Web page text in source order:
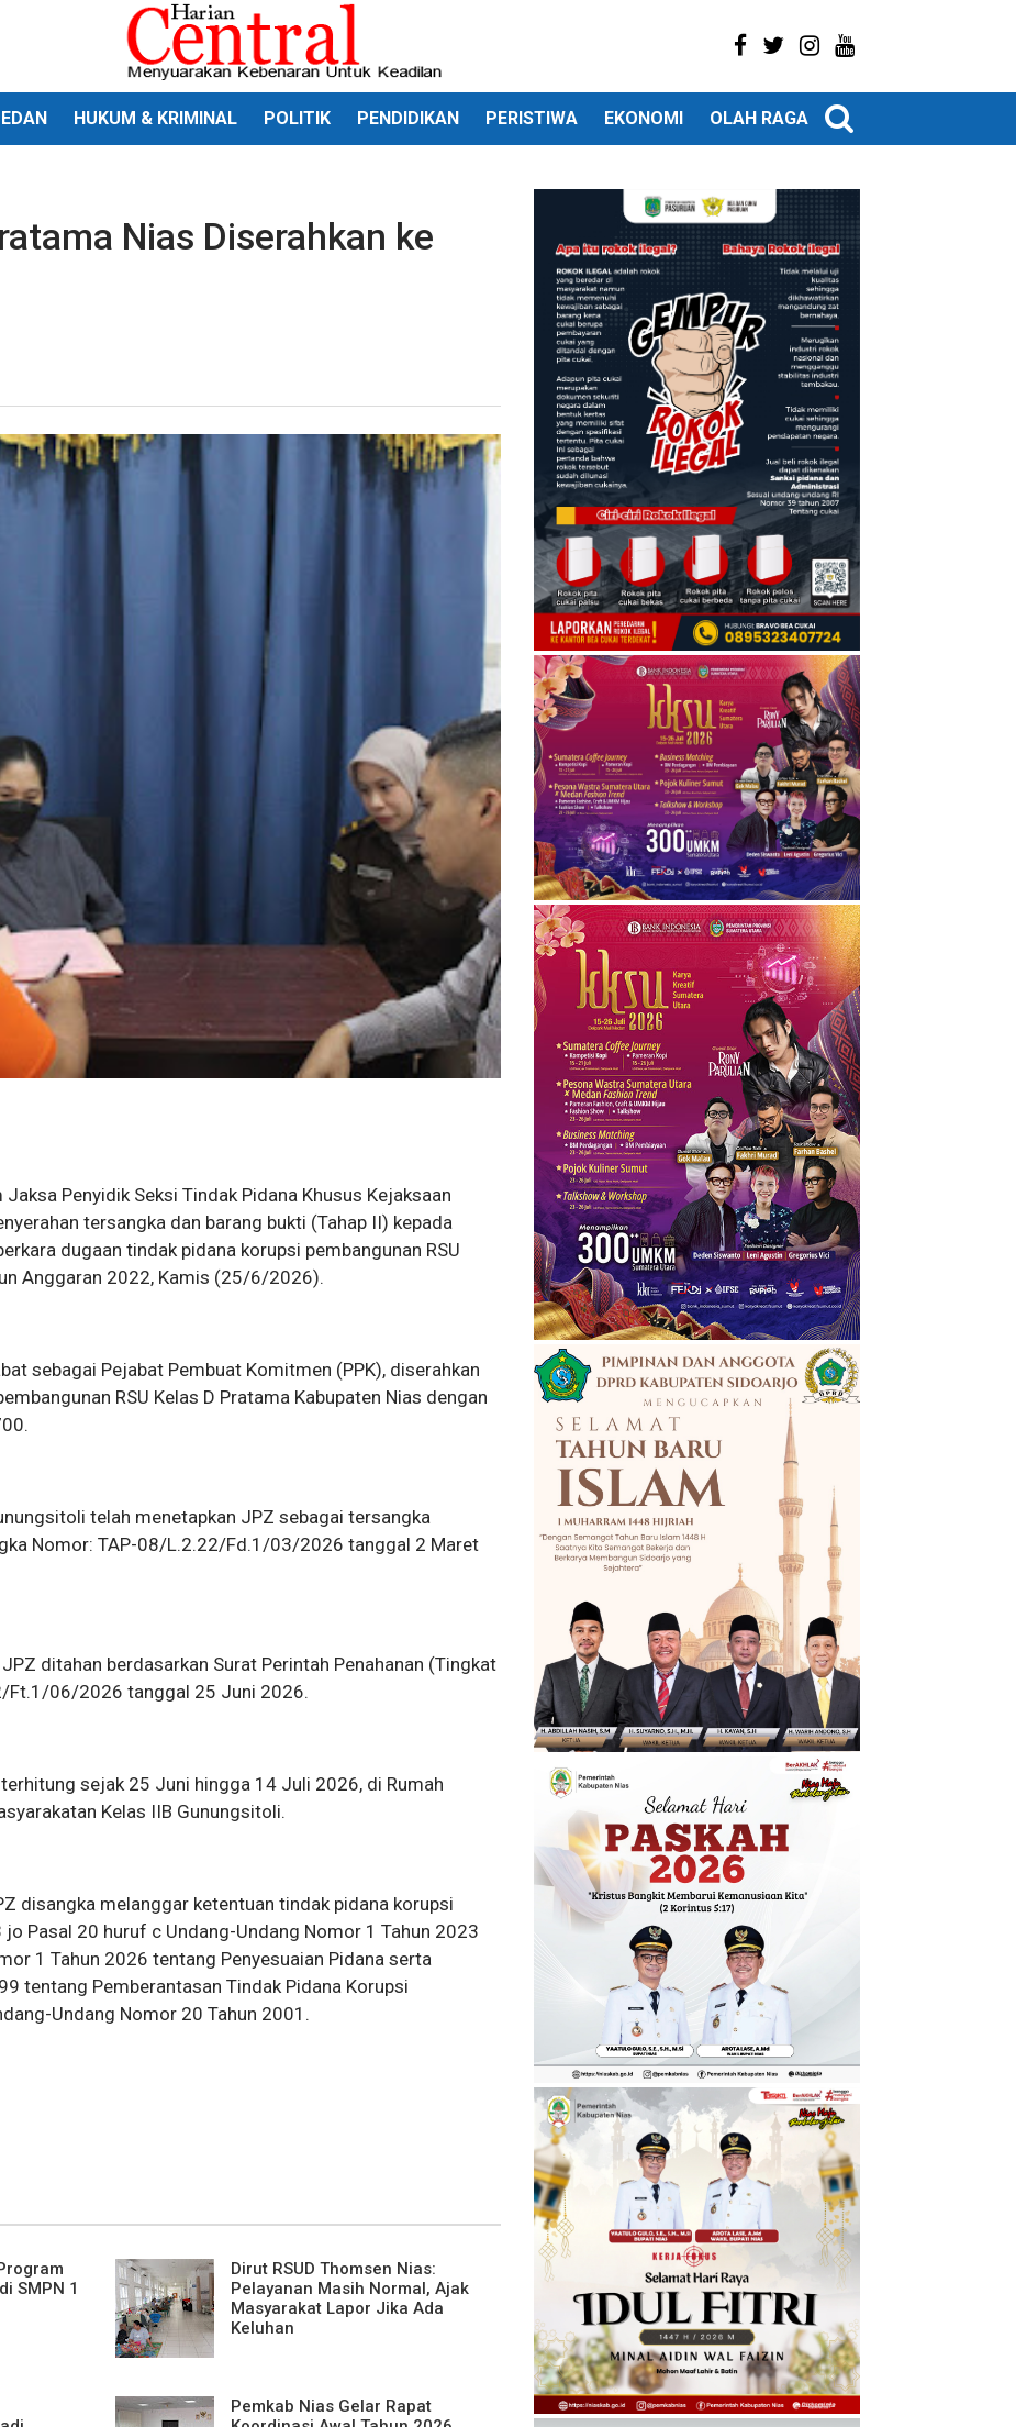
HUKUM & KRIMINAL POLITIK PENDIDIKAN PERISTIWA EKONOMI OLAH RAGA
Nias Diserahkan ke
Penyidik Seksi Tindak Pidana Khusus Kejaksaan
tersangka dan barang bukti (Tahap II) kepada
dugaan tindak pidana korupsi pembangunan RSU
Anggaran 2022, Kamis (25/6/2026).
sebagai Pejabat Pembuat Komitmen (PPK), diserahkan
RSU Kelas D Pratama Kabupaten Nias dengan
telah menetapkan JPZ sebagai tersangka
Nomor: TAP-08/L.2.22/Fd.1/03/2026 tanggal 2 Maret
ditahan berdasarkan Surat Perintah Penahanan (Tingkat
Ft.1/06/2026 tanggal 25 Juni 2026.
sejak 25 Juni hingga 14 Juli 2026, di Rumah
Kelas IIB Gunungsitoli.
disangka melanggar ketentuan tindak pidana korupsi
Pasal 20 huruf c Undang-Undang Nomor 1 Tahun 2023
1 Tahun 2026 tentang Penyesuaian Pidana serta
tentang Pemberantasan Tindak Pidana Korupsi
Undang Nomor 20 Tahun 2001.
SMPN 1
Dirut RSUD Thomsen Nias:
Pelayanan Masih Normal, Ajak
Masyarakat Lapor Jika Ada
Keluhan
Pemkab Nias Gelar Rapat